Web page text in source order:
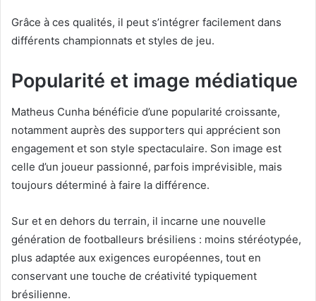
Grâce à ces qualités, il peut s’intégrer facilement dans
différents championnats et styles de jeu.
Popularité et image médiatique
Matheus Cunha bénéficie d’une popularité croissante,
notamment auprès des supporters qui apprécient son
engagement et son style spectaculaire. Son image est
celle d’un joueur passionné, parfois imprévisible, mais
toujours déterminé à faire la différence.
Sur et en dehors du terrain, il incarne une nouvelle
génération de footballeurs brésiliens : moins stéréotypée,
plus adaptée aux exigences européennes, tout en
conservant une touche de créativité typiquement
brésilienne.